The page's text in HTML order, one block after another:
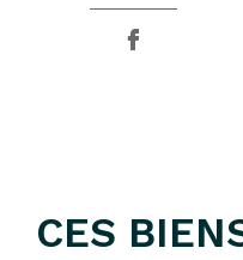
CES